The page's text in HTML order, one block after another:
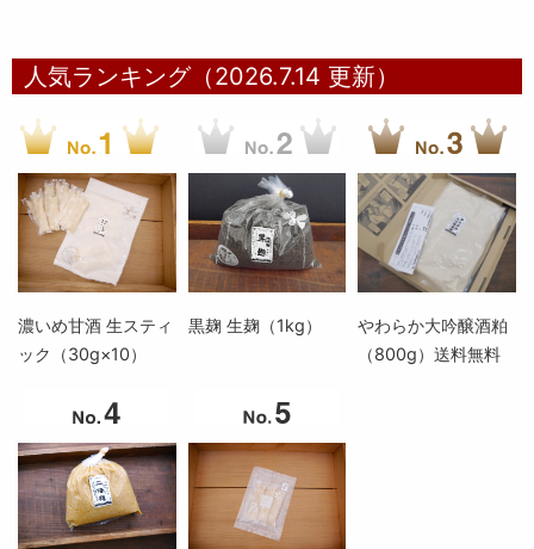
人気ランキング（2026.7.14 更新）
濃いめ甘酒 生スティ
ック（30g×10）
黒麹 生麹（1kg）
やわらか大吟醸酒粕
（800g）送料無料